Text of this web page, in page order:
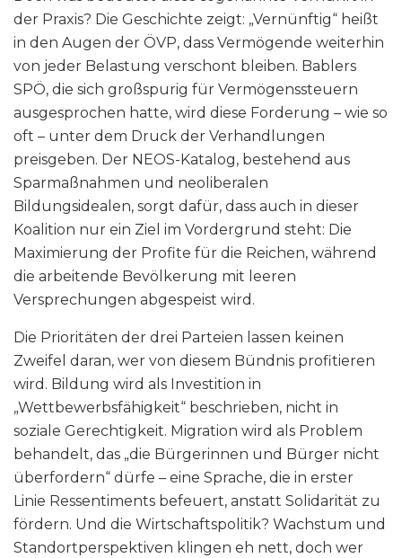
der Praxis? Die Geschichte zeigt: „Vernünftig“ heißt
in den Augen der ÖVP, dass Vermögende weiterhin
von jeder Belastung verschont bleiben. Bablers
SPÖ, die sich großspurig für Vermögenssteuern
ausgesprochen hatte, wird diese Forderung – wie so
oft – unter dem Druck der Verhandlungen
preisgeben. Der NEOS-Katalog, bestehend aus
Sparmaßnahmen und neoliberalen
Bildungsidealen, sorgt dafür, dass auch in dieser
Koalition nur ein Ziel im Vordergrund steht: Die
Maximierung der Profite für die Reichen, während
die arbeitende Bevölkerung mit leeren
Versprechungen abgespeist wird.
Die Prioritäten der drei Parteien lassen keinen
Zweifel daran, wer von diesem Bündnis profitieren
wird. Bildung wird als Investition in
„Wettbewerbsfähigkeit“ beschrieben, nicht in
soziale Gerechtigkeit. Migration wird als Problem
behandelt, das „die Bürgerinnen und Bürger nicht
überfordern“ dürfe – eine Sprache, die in erster
Linie Ressentiments befeuert, anstatt Solidarität zu
fördern. Und die Wirtschaftspolitik? Wachstum und
Standortperspektiven klingen eh nett, doch wer